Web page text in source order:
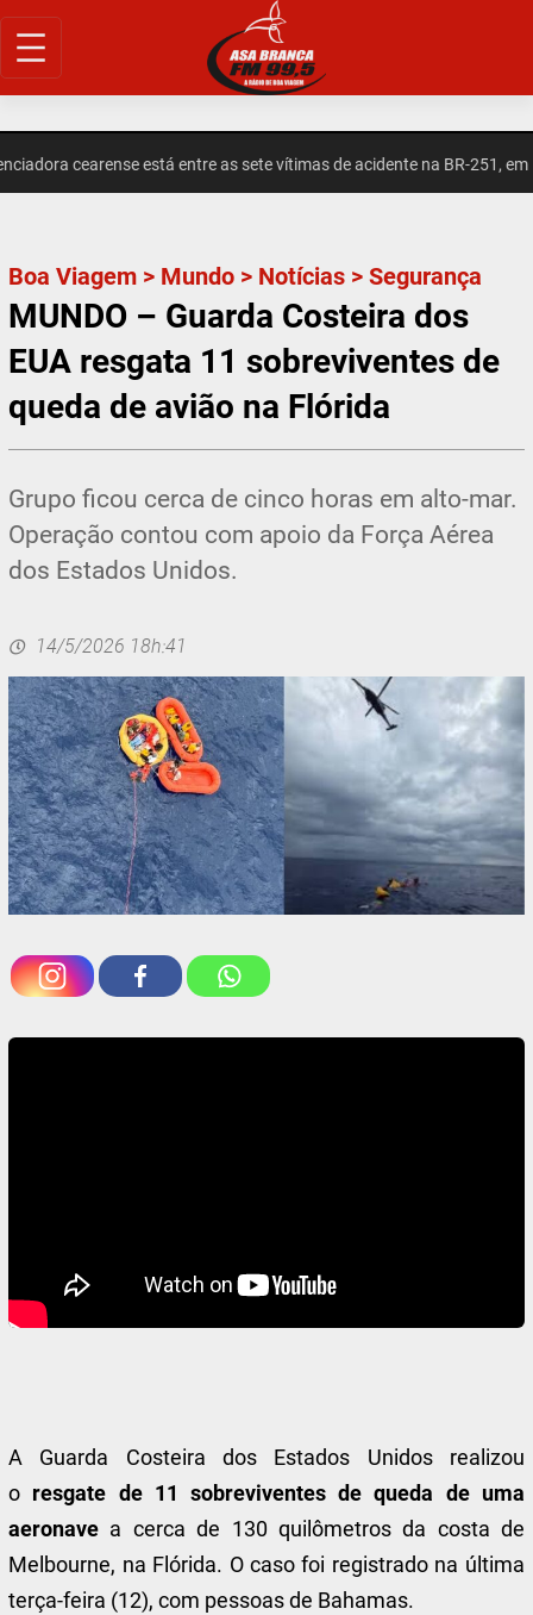
Pular
para
cearense está entre as sete vítimas de acidente na BR-251, em
Boa Viagem > Mundo > Notícias >Segurança
MUNDO – Guarda Costeira dos
EUA resgata 11 sobreviventes de
queda de avião na Flórida
Grupo ficou cerca de cinco horas em alto-mar.
Operação contou com apoio da Força Aérea
dos Estados Unidos.
14/5/2026 18h:41
A Guarda Costeira dos Estados Unidos realizou
o resgate de 11 sobreviventes de queda de uma
aeronave a cerca de 130 quilômetros da costa de
Melbourne, na Flórida. O caso foi registrado na última
terça-feira (12), com pessoas de Bahamas.